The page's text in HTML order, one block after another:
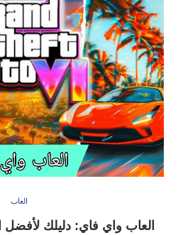
العاب
العاب واي فاي: دليلك لأفضل